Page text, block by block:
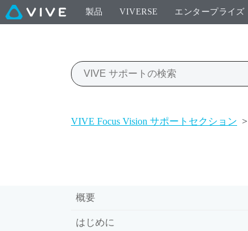
製品 VIVERSE エンタープライズ
VIVE Focus Vision サポートセクション >
概要
はじめに